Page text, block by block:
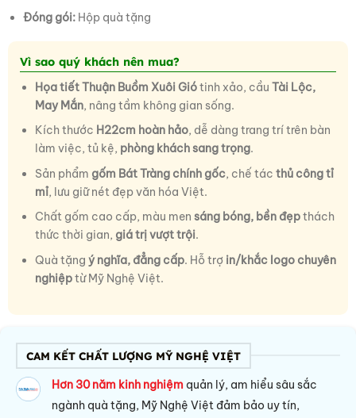
Đóng gói:Hộp quà tặng
Vì sao quý khách nên mua?
Họa tiết Thuận Buồm Xuôi Giótinh xảo, cầu Tài Lộc,
May Mắn, nâng tầm không gian sống.
Kích thước H22cm hoàn hảo, dễ dàng trang trí trên bàn
làm việc, tủ kệ, phòng khách sang trọng.
Sản phẩm gốm Bát Tràng chính gốc, chế tác thủ công tỉ
mỉ, lưu giữ nét đẹp văn hóa Việt.
Chất gốm cao cấp, màu men sáng bóng, bền đẹpthách
thức thời gian, giá trị vượt trội.
Quà tặng ý nghĩa, đẳng cấp. Hỗ trợ in/khắc logo chuyên
nghiệptừ Mỹ Nghệ Việt.
CAM KẾT CHẤT LƯỢNG MỸ NGHỆ VIỆT
Hơn 30 năm kinh nghiệm quản lý, am hiểu sâu sắc
ngành quà tặng, Mỹ Nghệ Việt đảm bảo uy tín,